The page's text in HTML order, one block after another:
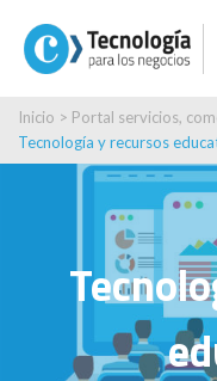
Inicio > Portal servicios,
Tecnología y recursos